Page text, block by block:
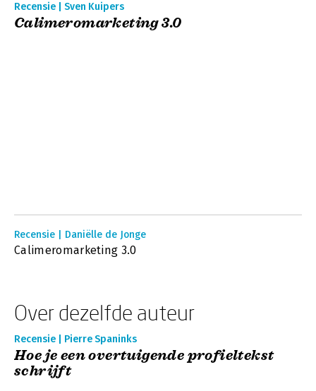
Recensie | Sven Kuipers
Calimeromarketing 3.0
Recensie | Daniëlle de Jonge
Calimeromarketing 3.0
Over dezelfde auteur
Recensie | Pierre Spaninks
Hoe je een overtuigende profieltekst
schrijft